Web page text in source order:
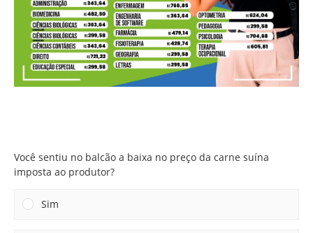
Você sentiu no balcão a baixa no preço da carne suína
imposta ao produtor?
Sim